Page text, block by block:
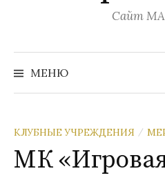
Сайт
МЕНЮ
КЛУБНЫЕ УЧРЕЖДЕНИЯ /
МК